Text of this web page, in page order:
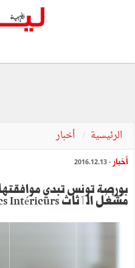
الرئيسية أخبار
أخبار - 2016.12.13
بورصة تونس تبدي موافقتها
مَشْغَل الٲثاث Meubles Intérieurs